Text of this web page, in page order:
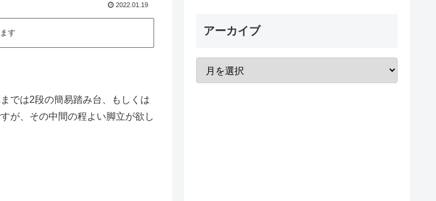
2022.01.19
す
では2段の簡易踏み台、もしくは
が、その中間の程よい脚立が欲し
アーカイブ